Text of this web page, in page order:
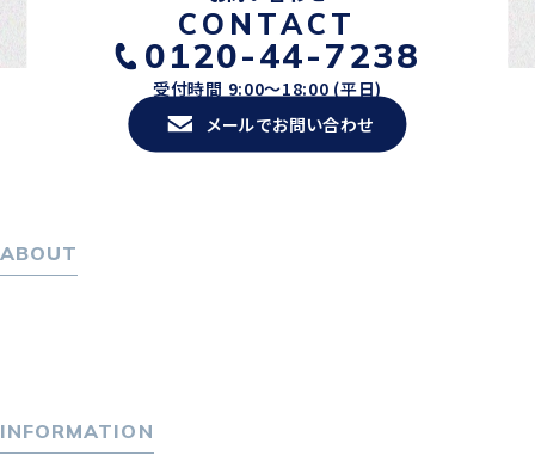
CONTACT
0120-44-7238
受付時間 9:00〜18:00 (平日)
メールでお問い合わせ
ABOUT
INFORMATION